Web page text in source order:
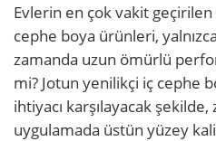
Evlerin en çok vakit geçirilen
cephe boya ürünleri,
zamanda uzun ömürlü
mi? Jotun yenilikçi iç cephe
ihtiyacı karşılayacak
uygulamada üstün yüzey